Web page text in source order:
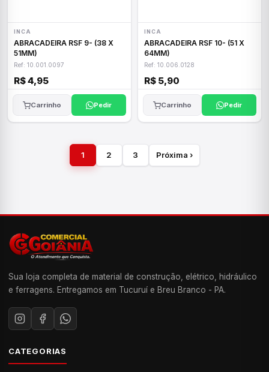
INCA
ABRACADEIRA RSF 9- (38 X
51MM)
Ref: 10.001.0097
R$ 4,95
Carrinho Pedir
INCA
ABRACADEIRA RSF 10- (51 X
64MM)
Ref: 10.006.0128
R$ 5,90
Carrinho Pedir
1 2 3 Próxima ›
Sua loja completa de material de construção, elétrico, hidráulico
e ferragens. Entregamos em Tucuruí e Breu Branco - PA.
CATEGORIAS